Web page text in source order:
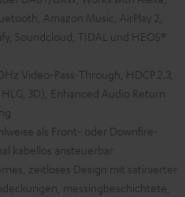
Amazon Music, AirPlay 2,
Soundcloud, TIDAL und HEOS®
Video-Pass-Through, HDCP 2.3,
3D), Enhanced Audio Return
als Front- oder Downfire-
kabellos ansteuerbar
zeitloses Design mit satinierter
messingbeschichtete,